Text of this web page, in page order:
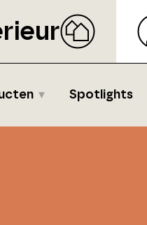
Spotlights